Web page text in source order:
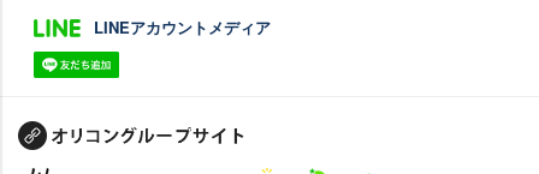
LINEアカウントメディア